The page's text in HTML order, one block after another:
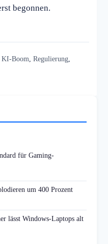
begonnen.
KI-Boom Regulierung
für Gaming-
um 400 Prozent
lässt Windows-Laptops alt